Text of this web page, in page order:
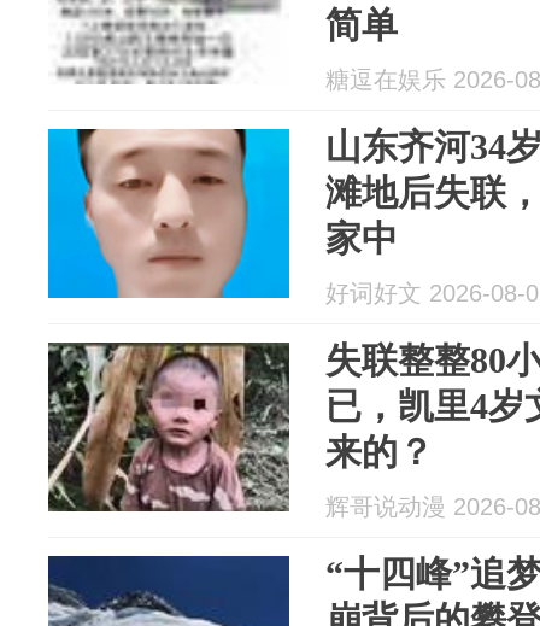
简单
糖逗在娱乐 2026-
山东齐河34
滩地后失联
家中
好词好文 2026-08-
失联整整80
已，凯里4岁
来的？
辉哥说动漫 2026-
“十四峰”追